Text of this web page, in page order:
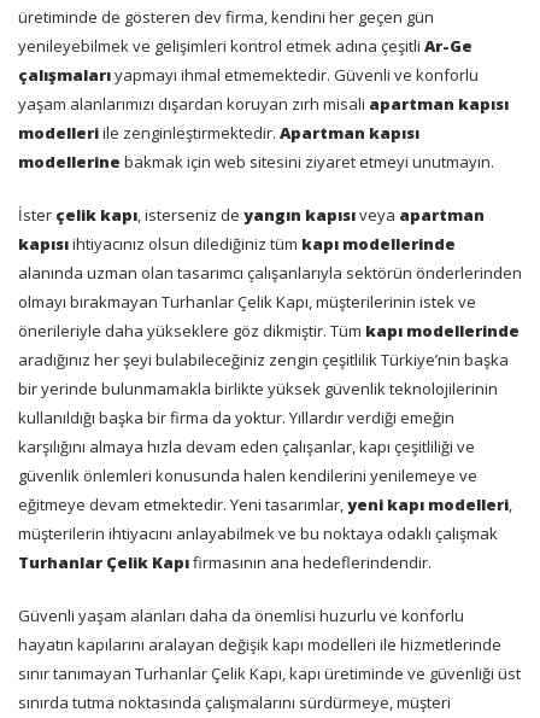
üretiminde de gösteren dev firma, kendini her geçen gün
yenileyebilmek ve gelişimleri kontrol etmek adına çeşitli Ar-Ge
çalışmalarıyapmayı ihmal etmemektedir. Güvenli ve konforlu
yaşam alanlarımızı dışardan koruyan zırh misali apartman kapısı
modelleriile zenginleştirmektedir. Apartman kapısı
modellerine bakmak için web sitesini ziyaret etmeyi unutmayın.
İster çelik kapı, isterseniz de yangın kapısıveya apartman
kapısıihtiyacınız olsun dilediğiniz tüm kapı modellerinde
alanında uzman olan tasarımcı çalışanlarıyla sektörün önderlerinden
olmayı bırakmayan Turhanlar Çelik Kapı, müşterilerinin istek ve
önerileriyle daha yükseklere göz dikmiştir. Tüm kapı modellerinde
aradığınız her şeyi bulabileceğiniz zengin çeşitlilik Türkiye’nin başka
bir yerinde bulunmamakla birlikte yüksek güvenlik teknolojilerinin
kullanıldığı başka bir firma da yoktur. Yıllardır verdiği emeğin
karşılığını almaya hızla devam eden çalışanlar, kapı çeşitliliği ve
güvenlik önlemleri konusunda halen kendilerini yenilemeye ve
eğitmeye devam etmektedir. Yeni tasarımlar,yeni kapı modelleri,
müşterilerin ihtiyacını anlayabilmek ve bu noktaya odaklı çalışmak
Turhanlar Çelik Kapıfirmasının ana hedeflerindendir.
Güvenli yaşam alanları daha da önemlisi huzurlu ve konforlu
hayatın kapılarını aralayan değişik kapı modelleri ile hizmetlerinde
sınır tanımayan Turhanlar Çelik Kapı, kapı üretiminde ve güvenliği üst
sınırda tutma noktasında çalışmalarını sürdürmeye, müşteri